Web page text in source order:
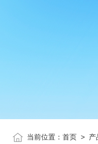
当前位置： 首页 > 产